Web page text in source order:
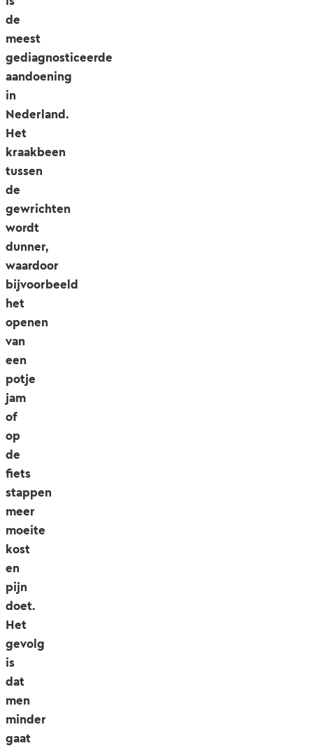
de
meest
gediagnosticeerde
aandoening
in
Nederland.
Het
kraakbeen
tussen
de
gewrichten
wordt
dunner,
waardoor
bijvoorbeeld
het
openen
van
een
potje
jam
of
op
de
fiets
stappen
meer
moeite
kost
en
pijn
doet.
Het
gevolg
is
dat
men
minder
gaat